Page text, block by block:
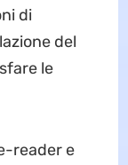
di
del
le
reader e